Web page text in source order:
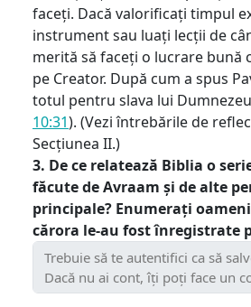
faceți. Dacă valorificați timpul
instrument sau luați lecții de
merită să faceți o lucrare bună
pe Creator. După cum a spus
totul pentru slava lui
10:31). (Vezi întrebările de
Secțiunea II.)
3. De ce relatează Biblia o
făcute de Avraam și de alte
principale? Enumerați
cărora le-au fost înregistrate